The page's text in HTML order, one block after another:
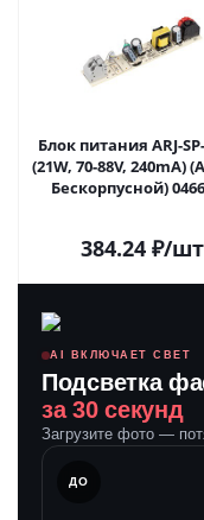
Блок питания ARJ-
(21W, 70-88V, 240mA)
Бескорпусной)
384.24 ₽/шт
AI ВКЛЮЧАЕТ СВЕТ
Подсветка
за 30 секунд
Загрузите фото —
ДО